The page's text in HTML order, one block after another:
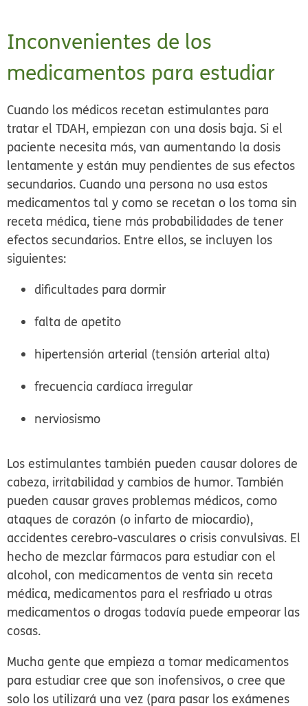
Inconvenientes de los
medicamentos para estudiar
Cuando los médicos recetan estimulantes para
tratar el TDAH, empiezan con una dosis baja. Si el
paciente necesita más, van aumentando la dosis
lentamente y están muy pendientes de sus efectos
secundarios. Cuando una persona no usa estos
medicamentos tal y como se recetan o los toma sin
receta médica, tiene más probabilidades de tener
efectos secundarios. Entre ellos, se incluyen los
siguientes:
dificultades para dormir
falta de apetito
hipertensión arterial (tensión arterial alta)
frecuencia cardíaca irregular
nerviosismo
Los estimulantes también pueden causar dolores de
cabeza, irritabilidad y cambios de humor. También
pueden causar graves problemas médicos, como
ataques de corazón (o infarto de miocardio),
accidentes cerebro-vasculares o crisis convulsivas. El
hecho de mezclar fármacos para estudiar con el
alcohol, con medicamentos de venta sin receta
médica, medicamentos para el resfriado u otras
medicamentos o drogas todavía puede empeorar las
cosas.
Mucha gente que empieza a tomar medicamentos
para estudiar cree que son inofensivos, o cree que
solo los utilizará una vez (para pasar los exámenes